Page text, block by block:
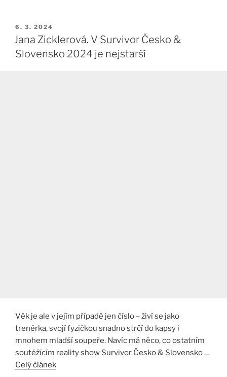
PUBLIKOVÁNO
6. 3. 2024
Jana Zicklerová. V Survivor Česko &
Slovensko 2024 je nejstarší
Věk je ale v jejím případě jen číslo – živí se jako
trenérka, svojí fyzičkou snadno strčí do kapsy i
mnohem mladší soupeře. Navíc má něco, co ostatním
soutěžícím reality show Survivor Česko & Slovensko …
Celý článek